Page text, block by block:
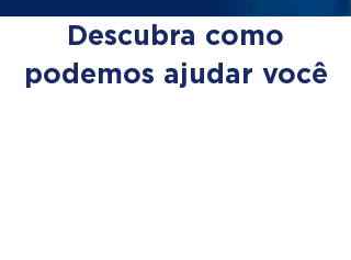
Descubra como
podemos ajudar você